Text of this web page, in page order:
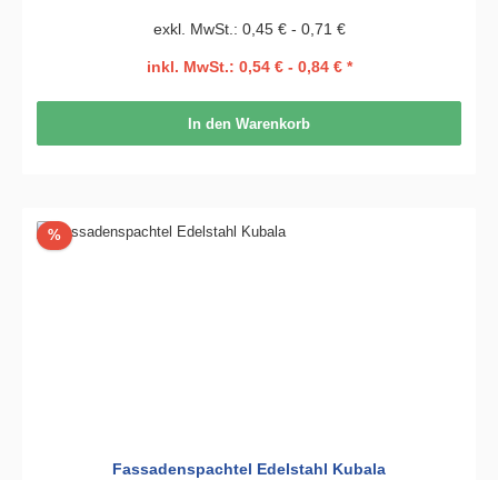
exkl. MwSt.: 0,45 € - 0,71 €
inkl. MwSt.: 0,54 € - 0,84 € *
In den Warenkorb
%Rabatt
Fassadenspachtel Edelstahl Kubala